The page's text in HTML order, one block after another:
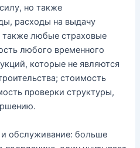
но также
расходы на выдачу
также любые страховые
любого временного
которые не являются
стоимость
проверки структуры,
и обслуживание: больше